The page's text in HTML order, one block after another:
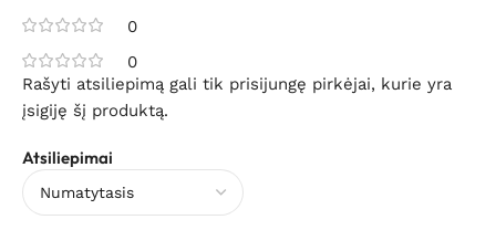
0
0
Atsiliepimai
Rašyti atsiliepimą gali tik prisijungę pirkėjai, kurie yra
įsigiję šį produktą.